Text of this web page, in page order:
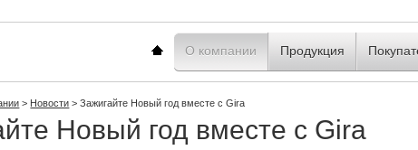
Главная
О компании Продукция
> Новости > Зажигайте Новый год вместе с Gira
Новый год вместе с Gira